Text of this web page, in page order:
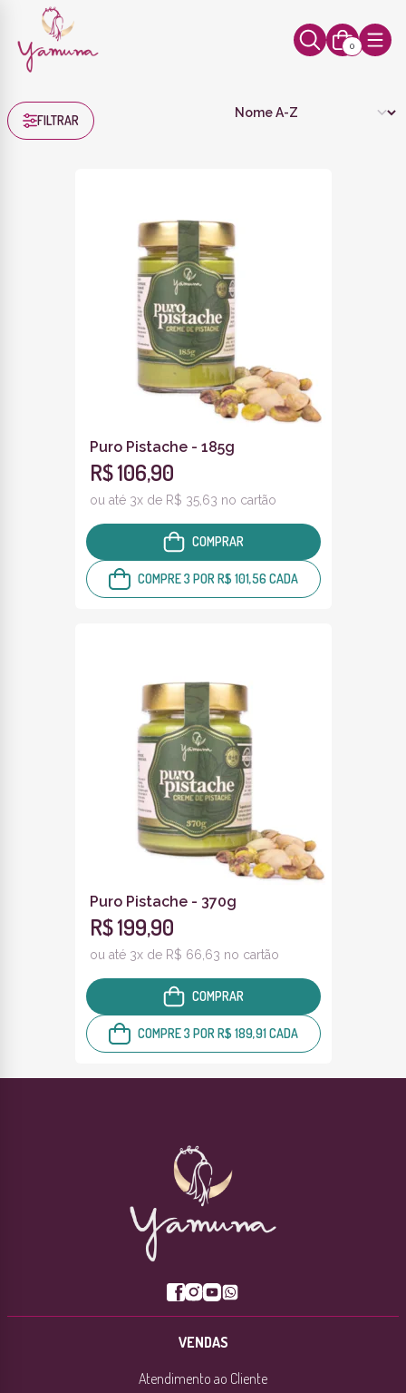
0
FILTRAR
Puro Pistache - 185g
R$ 106,90
ou até 3x de R$ 35,63 no cartão
COMPRAR
COMPRE 3 POR R$ 101,56 CADA
Puro Pistache - 370g
R$ 199,90
ou até 3x de R$ 66,63 no cartão
COMPRAR
COMPRE 3 POR R$ 189,91 CADA
VENDAS
Atendimento ao Cliente